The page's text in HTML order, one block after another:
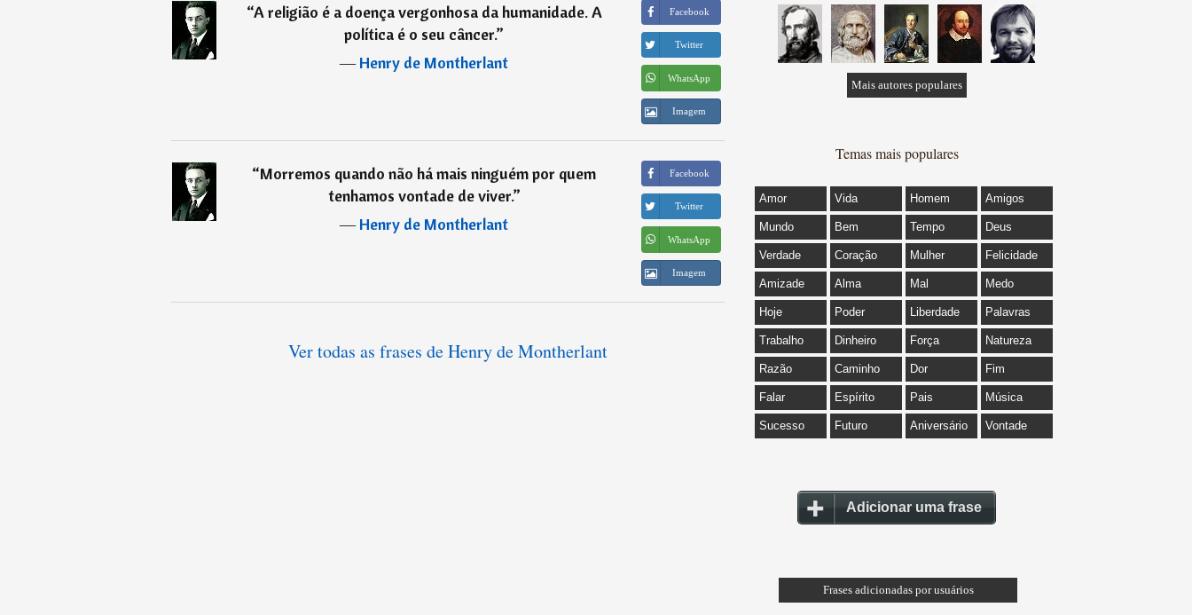
“A religião é a doença vergonhosa da humanidade. A
política é o seu câncer.”
―Henry de Montherlant
Facebook
Twitter
WhatsApp
Imagem
“Morremos quando não há mais ninguém por quem
tenhamos vontade de viver.”
―Henry de Montherlant
Facebook
Twitter
WhatsApp
Imagem
Ver todas as frases de Henry de Montherlant
Mais autores populares
Temas mais populares
Amor Vida Homem Amigos
Mundo Bem Tempo Deus
Verdade Coração Mulher Felicidade
Amizade Alma Mal Medo
Hoje Poder Liberdade Palavras
Trabalho Dinheiro Força Natureza
Razão Caminho Dor Fim
Falar Espírito Pais Música
Sucesso Futuro Aniversário Vontade
Adicionar uma frase
Frases adicionadas por usuários